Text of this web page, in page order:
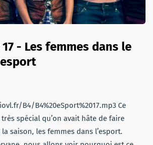
- Les femmes dans le
B4/B4%20eSport%2017.mp3 Ce
spécial qu’on avait hâte de faire
saison, les femmes dans l’esport.